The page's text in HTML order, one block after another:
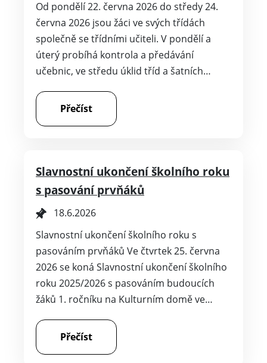
Od pondělí 22. června 2026 do středy 24.
června 2026 jsou žáci ve svých třídách
společně se třídními učiteli. V pondělí a
úterý probíhá kontrola a předávání
učebnic, ve středu úklid tříd a šatních…
Přečíst
Slavnostní ukončení školního roku
s pasování prvňáků
18.6.2026
Slavnostní ukončení školního roku s
pasováním prvňáků Ve čtvrtek 25. června
2026 se koná Slavnostní ukončení školního
roku 2025/2026 s pasováním budoucích
žáků 1. ročníku na Kulturním domě ve…
Přečíst